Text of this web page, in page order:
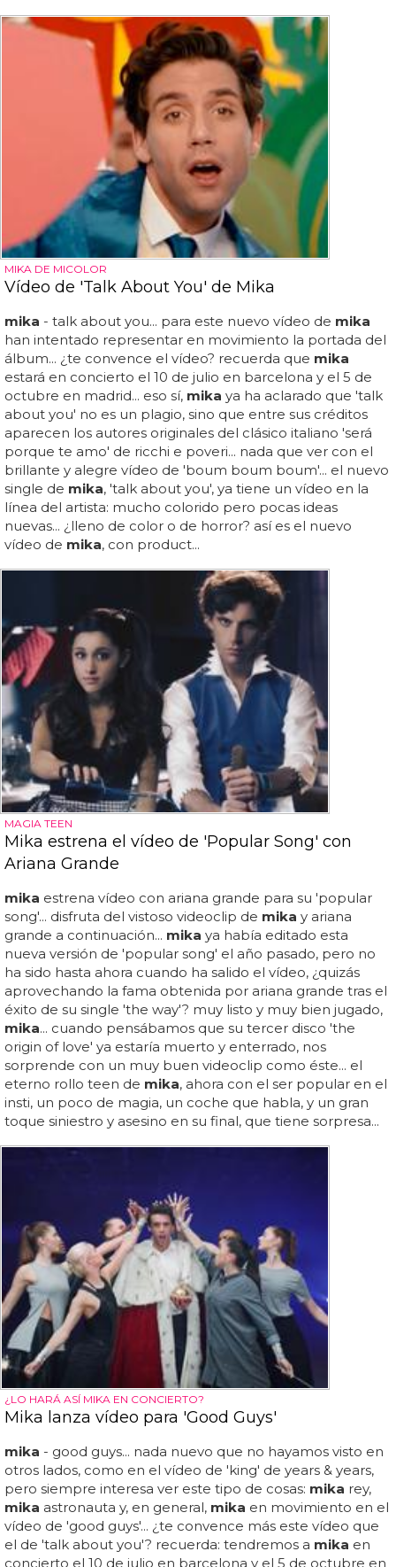
MIKA DE MICOLOR
Vídeo de 'Talk About You' de Mika
mika - talk about you... para este nuevo vídeo de mika
han intentado representar en movimiento la portada del
álbum... ¿te convence el vídeo? recuerda que mika
estará en concierto el 10 de julio en barcelona y el 5 de
octubre en madrid... eso sí, mika ya ha aclarado que 'talk
about you' no es un plagio, sino que entre sus créditos
aparecen los autores originales del clásico italiano 'será
porque te amo' de ricchi e poveri... nada que ver con el
brillante y alegre vídeo de 'boum boum boum'... el nuevo
single de mika, 'talk about you', ya tiene un vídeo en la
línea del artista: mucho colorido pero pocas ideas
nuevas... ¿lleno de color o de horror? así es el nuevo
vídeo de mika, con product...
MAGIA TEEN
Mika estrena el vídeo de 'Popular Song' con
Ariana Grande
mika estrena vídeo con ariana grande para su 'popular
song'... disfruta del vistoso videoclip de mika y ariana
grande a continuación... mika ya había editado esta
nueva versión de 'popular song' el año pasado, pero no
ha sido hasta ahora cuando ha salido el vídeo, ¿quizás
aprovechando la fama obtenida por ariana grande tras el
éxito de su single 'the way'? muy listo y muy bien jugado,
mika... cuando pensábamos que su tercer disco 'the
origin of love' ya estaría muerto y enterrado, nos
sorprende con un muy buen videoclip como éste... el
eterno rollo teen de mika, ahora con el ser popular en el
insti, un poco de magia, un coche que habla, y un gran
toque siniestro y asesino en su final, que tiene sorpresa...
¿LO HARÁ ASÍ MIKA EN CONCIERTO?
Mika lanza vídeo para 'Good Guys'
mika - good guys... nada nuevo que no hayamos visto en
otros lados, como en el vídeo de 'king' de years & years,
pero siempre interesa ver este tipo de cosas: mika rey,
mika astronauta y, en general, mika en movimiento en el
vídeo de 'good guys'... ¿te convence más este vídeo que
el de 'talk about you'? recuerda: tendremos a mika en
concierto el 10 de julio en barcelona y el 5 de octubre en